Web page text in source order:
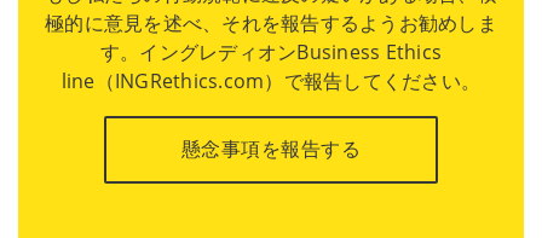
極的に意見を述べ、それを報告するようお勧めしま
す。イングレディオンBusiness Ethics
line（INGRethics.com）で報告してください。
懸念事項を報告する